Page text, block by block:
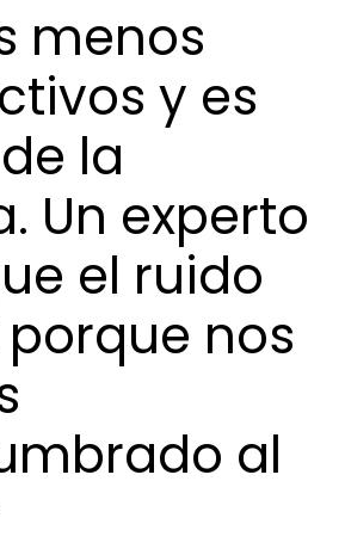
menos
y es
la
Un experto
el ruido
nos
al